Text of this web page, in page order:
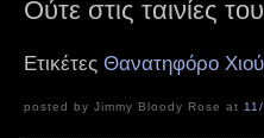
Ούτε στις ταινίες
Ετικέτες Θανατηφόρο
posted by Jimmy Bloody Rose at